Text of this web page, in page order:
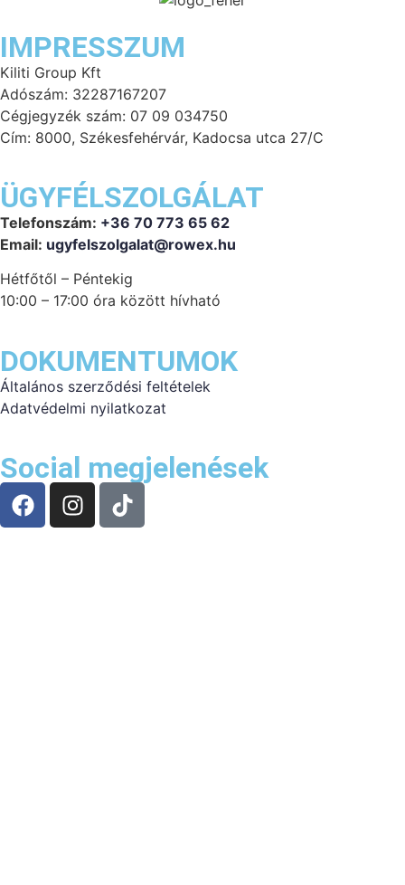
IMPRESSZUM
Kiliti Group Kft
Adószám: 32287167207
Cégjegyzék szám: 07 09 034750
Cím: 8000, Székesfehérvár, Kadocsa utca 27/C
ÜGYFÉLSZOLGÁLAT
Telefonszám: +36 70 773 65 62
Email: ugyfelszolgalat@rowex.hu
Hétfőtől – Péntekig
10:00 – 17:00 óra között hívható
DOKUMENTUMOK
Általános szerződési feltételek
Adatvédelmi nyilatkozat
Social megjelenések